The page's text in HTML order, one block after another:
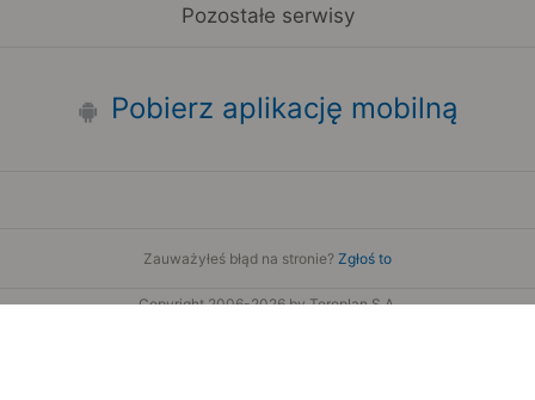
Pozostałe serwisy
Pobierz aplikację mobilną
Zauważyłeś błąd na stronie? Zgłoś to
Copyright 2006-2026 by Teroplan S.A.